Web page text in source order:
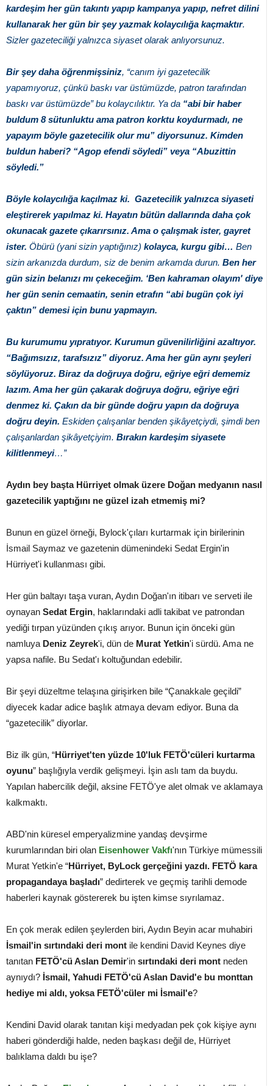
kardeşim her gün takıntı yapıp kampanya yapıp, nefret dilini
kullanarak her gün bir şey yazmak kolaycılığa kaçmaktır.
Sizler gazeteciliği yalnızca siyaset olarak anlıyorsunuz.
Bir şey daha öğrenmişsiniz, “canım iyi gazetecilik
yapamıyoruz, çünkü baskı var üstümüzde, patron tarafından
baskı var üstümüzde” bu kolaycılıktır. Ya da “abi bir haber
buldum 8 sütunluktu ama patron korktu koydurmadı, ne
yapayım böyle gazetecilik olur mu” diyorsunuz. Kimden
buldun haberi? “Agop efendi söyledi” veya “Abuzittin
söyledi.”
Böyle kolaycılığa kaçılmaz ki. Gazetecilik yalnızca siyaseti
eleştirerek yapılmaz ki. Hayatın bütün dallarında daha çok
okunacak gazete çıkarırsınız. Ama o çalışmak ister, gayret
ister. Öbürü (yani sizin yaptığınız) kolayca, kurgu gibi… Ben
sizin arkanızda durdum, siz de benim arkamda durun. Ben her
gün sizin belanızı mı çekeceğim. ‘Ben kahraman olayım' diye
her gün senin cemaatin, senin etrafın “abi bugün çok iyi
çaktın” demesi için bunu yapmayın.
Bu kurumumu yıpratıyor. Kurumun güvenilirliğini azaltıyor.
“Bağımsızız, tarafsızız” diyoruz. Ama her gün aynı şeyleri
söylüyoruz. Biraz da doğruya doğru, eğriye eğri dememiz
lazım. Ama her gün çakarak doğruya doğru, eğriye eğri
denmez ki. Çakın da bir günde doğru yapın da doğruya
doğru deyin. Eskiden çalışanlar benden şikâyetçiydi, şimdi ben
çalışanlardan şikâyetçiyim. Bırakın kardeşim siyasete
kilitlenmeyi…”
Aydın bey başta Hürriyet olmak üzere Doğan medyanın nasıl
gazetecilik yaptığını ne güzel izah etmemiş mi?
Bunun en güzel örneği, Bylock'çıları kurtarmak için birilerinin
İsmail Saymaz ve gazetenin dümenindeki Sedat Ergin'in
Hürriyet'i kullanması gibi.
Her gün baltayı taşa vuran, Aydın Doğan'ın itibarı ve serveti ile
oynayan Sedat Ergin, haklarındaki adli takibat ve patrondan
yediği tırpan yüzünden çıkış arıyor. Bunun için önceki gün
namluya Deniz Zeyrek'i, dün de Murat Yetkin'i sürdü. Ama ne
yapsa nafile. Bu Sedat'ı koltuğundan edebilir.
Bir şeyi düzeltme telaşına girişirken bile “Çanakkale geçildi”
diyecek kadar adice başlık atmaya devam ediyor. Buna da
“gazetecilik” diyorlar.
Biz ilk gün, “Hürriyet'ten yüzde 10'luk FETÖ'cüleri kurtarma
oyunu” başlığıyla verdik gelişmeyi. İşin aslı tam da buydu.
Yapılan habercilik değil, aksine FETÖ'ye alet olmak ve aklamaya
kalkmaktı.
ABD'nin küresel emperyalizmine yandaş devşirme
kurumlarından biri olan Eisenhower Vakfı'nın Türkiye mümessili
Murat Yetkin'e “Hürriyet, ByLock gerçeğini yazdı. FETÖ kara
propagandaya başladı” dedirterek ve geçmiş tarihli demode
haberleri kaynak göstererek bu işten kimse sıyrılamaz.
En çok merak edilen şeylerden biri, Aydın Beyin acar muhabiri
İsmail'in sırtındaki deri mont ile kendini David Keynes diye
tanıtan FETÖ'cü Aslan Demir'in sırtındaki deri mont neden
aynıydı? İsmail, Yahudi FETÖ'cü Aslan David'e bu monttan
hediye mi aldı, yoksa FETÖ'cüler mi İsmail'e?
Kendini David olarak tanıtan kişi medyadan pek çok kişiye aynı
haberi gönderdiği halde, neden başkası değil de, Hürriyet
balıklama daldı bu işe?